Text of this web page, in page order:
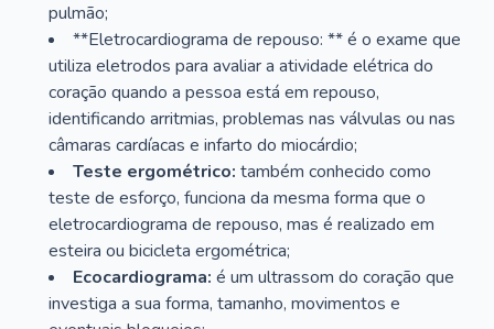
pulmão;
**Eletrocardiograma de repouso: ** é o exame que
utiliza eletrodos para avaliar a atividade elétrica do
coração quando a pessoa está em repouso,
identificando arritmias, problemas nas válvulas ou nas
câmaras cardíacas e infarto do miocárdio;
Teste ergométrico: também conhecido como
teste de esforço, funciona da mesma forma que o
eletrocardiograma de repouso, mas é realizado em
esteira ou bicicleta ergométrica;
Ecocardiograma: é um ultrassom do coração que
investiga a sua forma, tamanho, movimentos e